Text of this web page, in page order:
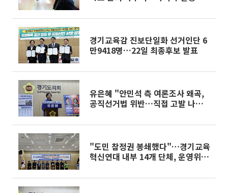
경기교육감 진보단일화 선거인단 6
만9418명…22일 최종후보 발표
유은혜 "안민석 측 여론조사 왜곡,
공직선거법 위반…직접 고발 나서겠
"도민 참정권 봉쇄했다"…경기교육
혁신연대 내부 14개 단체, 운영위원